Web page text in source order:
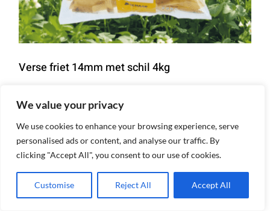
We value your privacy
We use cookies to enhance your browsing experience, serve
personalised ads or content, and analyse our traffic. By
clicking "Accept All", you consent to our use of cookies.
Customise Reject All Accept All
Verse friet 14mm met schil 4kg